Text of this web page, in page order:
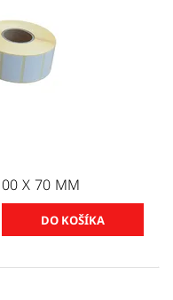
X 70 MM